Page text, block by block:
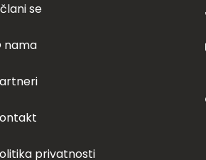
se
nama
privatnosti